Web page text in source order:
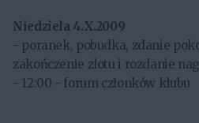
Niedziela 4.X.2009
- poranek, pobudka, zdanie
zakończenie zlotu i rozdanie
- 12:00 - forum członków klubu